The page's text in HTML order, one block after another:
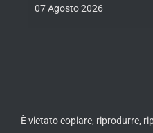
07 Agosto 2026
È vietato copiare, riprodurre,